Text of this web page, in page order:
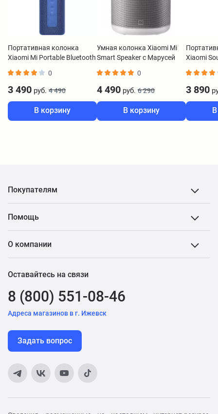
Портативная колонка
Xiaomi Mi Portable Bluetooth
0
3 490 руб. 4 490
В корзину
Умная колонка Xiaomi Mi
Smart Speaker с Марусей
0
4 490 руб. 6 290
В корзину
Xiaomi
3 890
Покупателям
Помощь
О компании
Оставайтесь на связи
8 (800) 551-08-46
Адреса магазинов в г. Ижевск
Задать вопрос